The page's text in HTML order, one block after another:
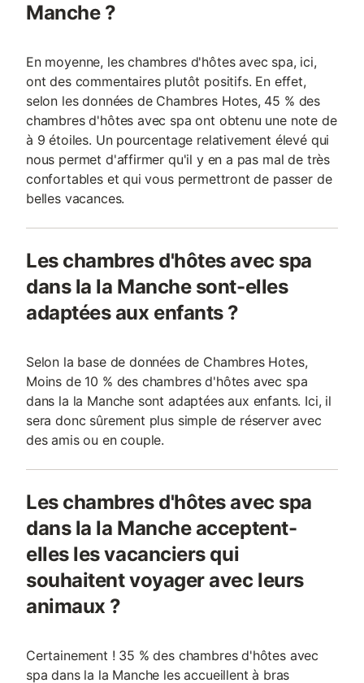
Manche ?
En moyenne, les chambres d'hôtes avec spa, ici,
ont des commentaires plutôt positifs. En effet,
selon les données de Chambres Hotes, 45 % des
chambres d'hôtes avec spa ont obtenu une note de
à 9 étoiles. Un pourcentage relativement élevé qui
nous permet d'affirmer qu'il y en a pas mal de très
confortables et qui vous permettront de passer de
belles vacances.
Les chambres d'hôtes avec spa
dans la la Manche sont-elles
adaptées aux enfants ?
Selon la base de données de Chambres Hotes,
Moins de 10 % des chambres d'hôtes avec spa
dans la la Manche sont adaptées aux enfants. Ici, il
sera donc sûrement plus simple de réserver avec
des amis ou en couple.
Les chambres d'hôtes avec spa
dans la la Manche acceptent-
elles les vacanciers qui
souhaitent voyager avec leurs
animaux ?
Certainement ! 35 % des chambres d'hôtes avec
spa dans la la Manche les accueillent à bras